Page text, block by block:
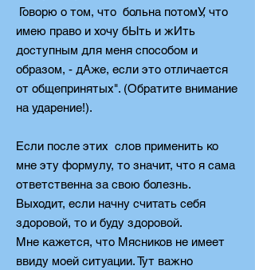
Говорю о том, что больна потомУ, что
имею право и хочу бЫть и жИть
доступным для меня способом и
образом, - дАже, если это отличается
от общепринятых". (Обратите внимание
на ударение!).
Если после этих слов применить ко
мне эту формулу, то значит, что я сама
ответственна за свою болезнь.
Выходит, если начну считать себя
здоровой, то и буду здоровой.
Мне кажется, что Мясников не имеет
ввиду моей ситуации. Тут важно